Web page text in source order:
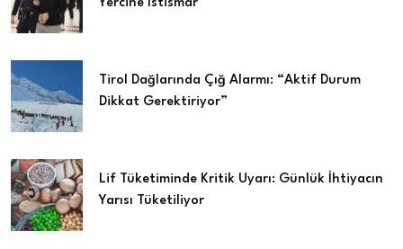
Yercine İstismar
Tirol Dağlarında Çığ Alarmı: “Aktif Durum
Dikkat Gerektiriyor”
Lif Tüketiminde Kritik Uyarı: Günlük İhtiyacın
Yarısı Tüketiliyor